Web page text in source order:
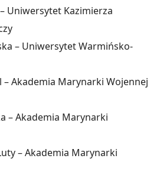
Uniwersytet Kazimierza
– Uniwersytet Warmińsko-
– Akademia Marynarki Wojennej
– Akademia Marynarki
– Akademia Marynarki